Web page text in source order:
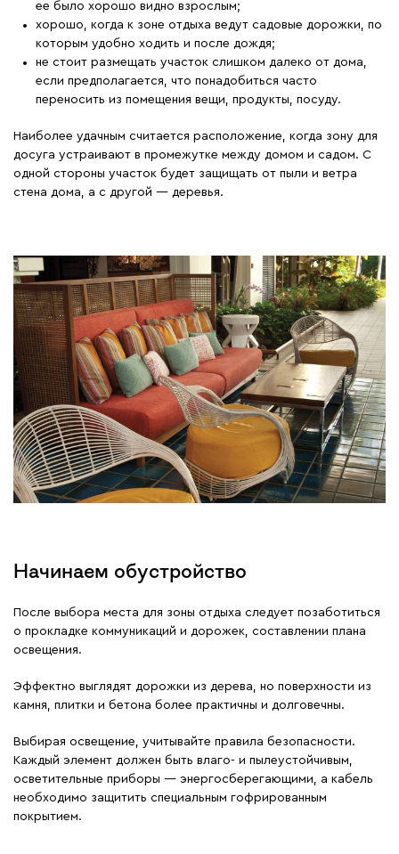
ее было хорошо видно взрослым;
хорошо, когда к зоне отдыха ведут садовые дорожки, по
которым удобно ходить и после дождя;
не стоит размещать участок слишком далеко от дома,
если предполагается, что понадобиться часто
переносить из помещения вещи, продукты, посуду.
Наиболее удачным считается расположение, когда зону для
досуга устраивают в промежутке между домом и садом. С
одной стороны участок будет защищать от пыли и ветра
стена дома, а с другой — деревья.
Начинаем обустройство
После выбора места для зоны отдыха следует позаботиться
о прокладке коммуникаций и дорожек, составлении плана
освещения.
Эффектно выглядят дорожки из дерева, но поверхности из
камня, плитки и бетона более практичны и долговечны.
Выбирая освещение, учитывайте правила безопасности.
Каждый элемент должен быть влаго- и пылеустойчивым,
осветительные приборы — энергосберегающими, а кабель
необходимо защитить специальным гофрированным
покрытием.